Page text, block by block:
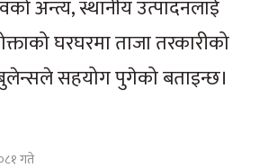
अन्त्य, स्थानीय उत्पादनलाई
घरघरमा ताजा तरकारीको
सहयोग पुगेको बताइन्छ।
गते